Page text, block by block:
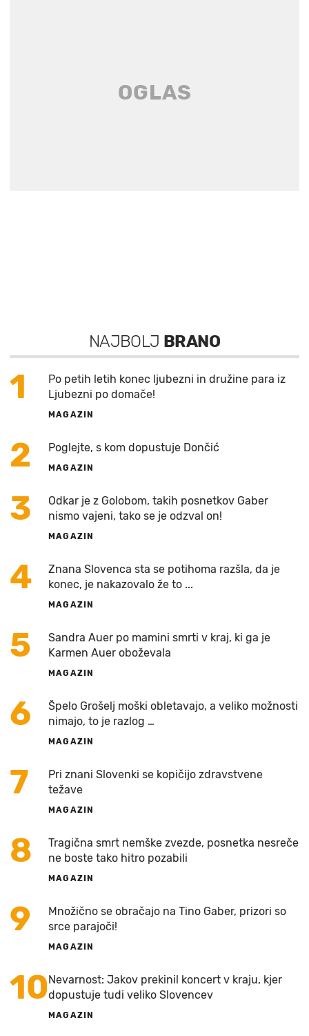
NAJBOLJ BRANO
1
Po petih letih konec ljubezni in družine para iz
Ljubezni po domače!
MAGAZIN
2 Poglejte, s kom dopustuje Dončić
MAGAZIN
3
Odkar je z Golobom, takih posnetkov Gaber
nismo vajeni, tako se je odzval on!
MAGAZIN
4
Znana Slovenca sta se potihoma razšla, da je
konec, je nakazovalo že to ...
MAGAZIN
5
Sandra Auer po mamini smrti v kraj, ki ga je
Karmen Auer oboževala
MAGAZIN
6
Špelo Grošelj moški obletavajo, a veliko možnosti
nimajo, to je razlog …
MAGAZIN
7
Pri znani Slovenki se kopičijo zdravstvene
težave
MAGAZIN
8
Tragična smrt nemške zvezde, posnetka nesreče
ne boste tako hitro pozabili
MAGAZIN
9
Množično se obračajo na Tino Gaber, prizori so
srce parajoči!
MAGAZIN
10Nevarnost: Jakov prekinil koncert v kraju, kjer
dopustuje tudi veliko Slovencev
MAGAZIN